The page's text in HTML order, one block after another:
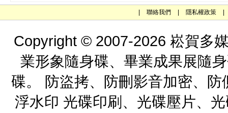
聯絡我們 隱私權政策
Copyright © 2007-2026 崧賀多
業形象隨身碟、畢業成果展隨
碟。 防盜拷、防刪影音加密、
浮水印 光碟印刷、光碟壓片、